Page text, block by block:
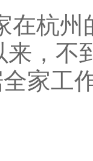
在杭
，不
家工